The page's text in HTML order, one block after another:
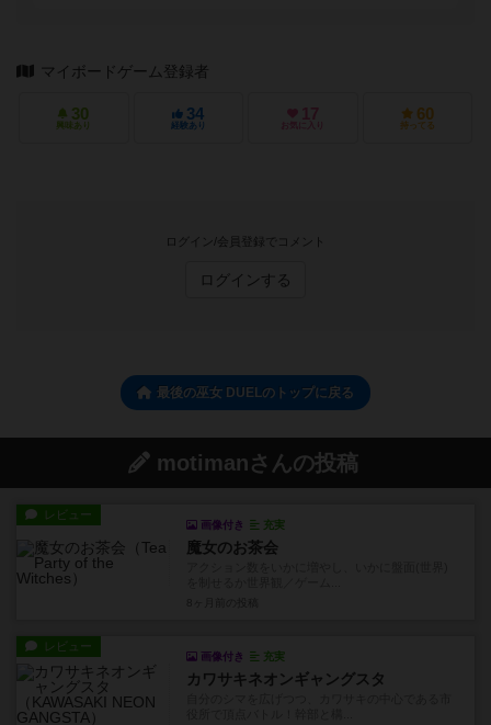
マイボードゲーム登録者
30
興味あり
34
経験あり
17
お気に入り
60
持ってる
ログイン/会員登録でコメント
ログインする
最後の巫女 DUELのトップに戻る
motimanさんの投稿
レビュー
画像付き 充実
魔女のお茶会
レビュー
画像付き 充実
カワサキネオンギャングスタ